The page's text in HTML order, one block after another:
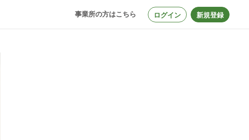
事業所の方はこちら ログイン 新規登録